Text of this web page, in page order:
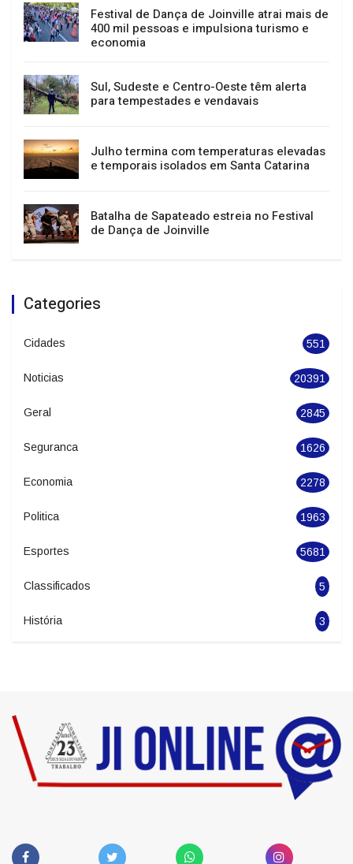
Migração do sistema tributário em
Joinville interromperá serviços entre 15 e
23 de agosto
Festival de Dança de Joinville atrai mais de
400 mil pessoas e impulsiona turismo e
economia
Sul, Sudeste e Centro-Oeste têm alerta
para tempestades e vendavais
Julho termina com temperaturas elevadas
e temporais isolados em Santa Catarina
de Dança de Joinville
Categories
Cidades 551
Noticias 20391
Geral 2845
Seguranca 1626
Economia 2278
Politica 1963
Esportes 5681